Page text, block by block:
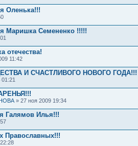
Оленька!!!
Маришка Семененко !!!!!
отечества!
11:42
И СЧАСТЛИВОГО НОВОГО ГОДА!!!
» 27 ноя 2009 19:34
Галямов Илья!!!
Православных!!!